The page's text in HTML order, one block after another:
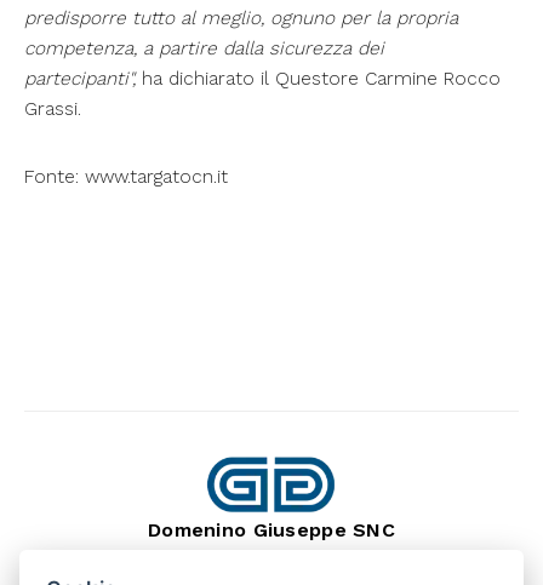
predisporre tutto al meglio, ognuno per la propria
competenza, a partire dalla sicurezza dei
partecipanti",ha dichiarato il Questore Carmine Rocco
Grassi.
Fonte: www.targatocn.it
Domenino Giuseppe SNC